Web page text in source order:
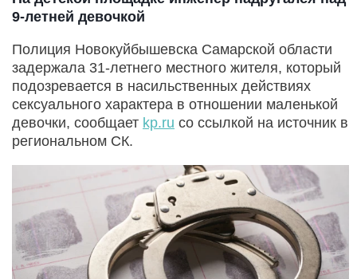
9-летней девочкой
Полиция Новокуйбышевска Самарской области
задержала 31-летнего местного жителя, который
подозревается в насильственных действиях
сексуального характера в отношении маленькой
девочки, сообщает kp.ru со ссылкой на источник в
региональном СК.